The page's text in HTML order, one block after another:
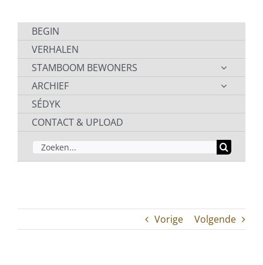
BEGIN
VERHALEN
STAMBOOM BEWONERS
ARCHIEF
SÉDYK
CONTACT & UPLOAD
ZOEKEN
NAAR:
Vorige Volgende